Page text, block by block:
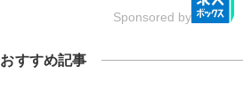
Sponsored by
おすすめ記事